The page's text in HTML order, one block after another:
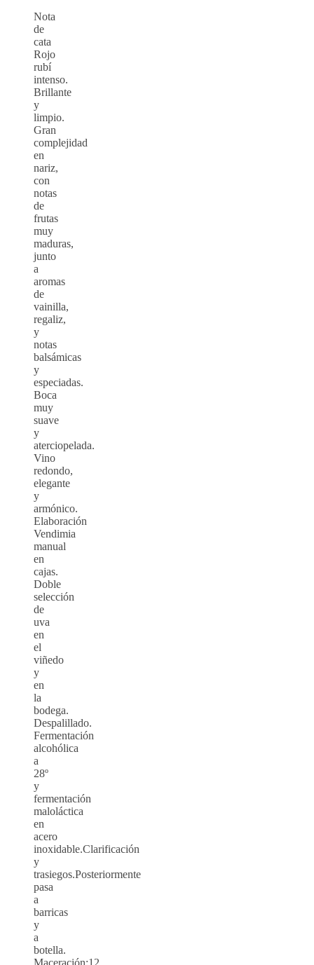
Nota
de
cata
Rojo
rubí
intenso.
Brillante
y
limpio.
Gran
complejidad
en
nariz,
con
notas
de
frutas
muy
maduras,
junto
a
aromas
de
vainilla,
regaliz,
y
notas
balsámicas
y
especiadas.
Boca
muy
suave
y
aterciopelada.
Vino
redondo,
elegante
y
armónico.
Elaboración
Vendimia
manual
en
cajas.
Doble
selección
de
uva
en
el
viñedo
y
en
la
bodega.
Despalillado.
Fermentación
alcohólica
a
28º
y
fermentación
maloláctica
en
acero
inoxidable.Clarificación
y
trasiegos.Posteriormente
pasa
a
barricas
y
a
botella.